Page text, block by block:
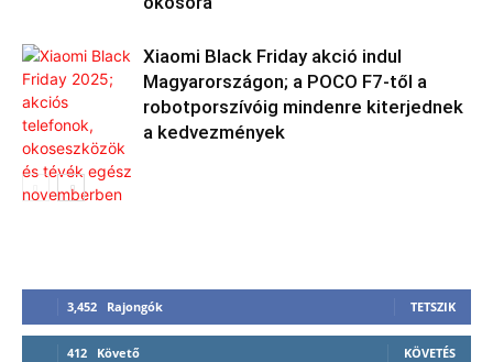
Xiaomi Black Friday akció indul
Magyarországon; a POCO F7-től a
robotporszívóig mindenre kiterjednek
a kedvezmények
3,452 Rajongók TETSZIK
412 Követő KÖVETÉS